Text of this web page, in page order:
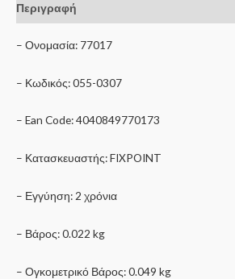
Περιγραφή
– Ονομασία: 77017
– Κωδικός: 055-0307
– Ean Code: 4040849770173
– Κατασκευαστής: FIXPOINT
– Εγγύηση: 2 χρόνια
– Βάρος: 0.022 kg
– Ογκομετρικό Βάρος: 0.049 kg